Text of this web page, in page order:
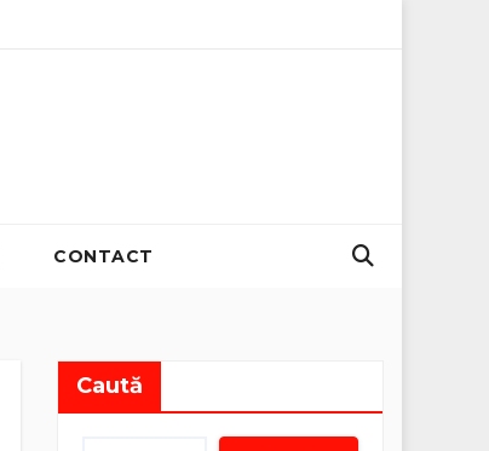
CONTACT
Caută